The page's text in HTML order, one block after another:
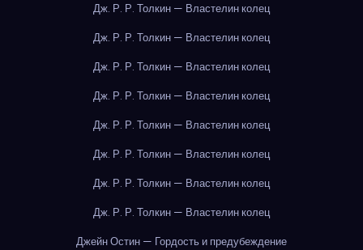
Дж. Р. Р. Толкин — Властелин колец
Дж. Р. Р. Толкин — Властелин колец
Дж. Р. Р. Толкин — Властелин колец
Дж. Р. Р. Толкин — Властелин колец
Дж. Р. Р. Толкин — Властелин колец
Дж. Р. Р. Толкин — Властелин колец
Дж. Р. Р. Толкин — Властелин колец
Дж. Р. Р. Толкин — Властелин колец
Джейн Остин — Гордость и предубеждение